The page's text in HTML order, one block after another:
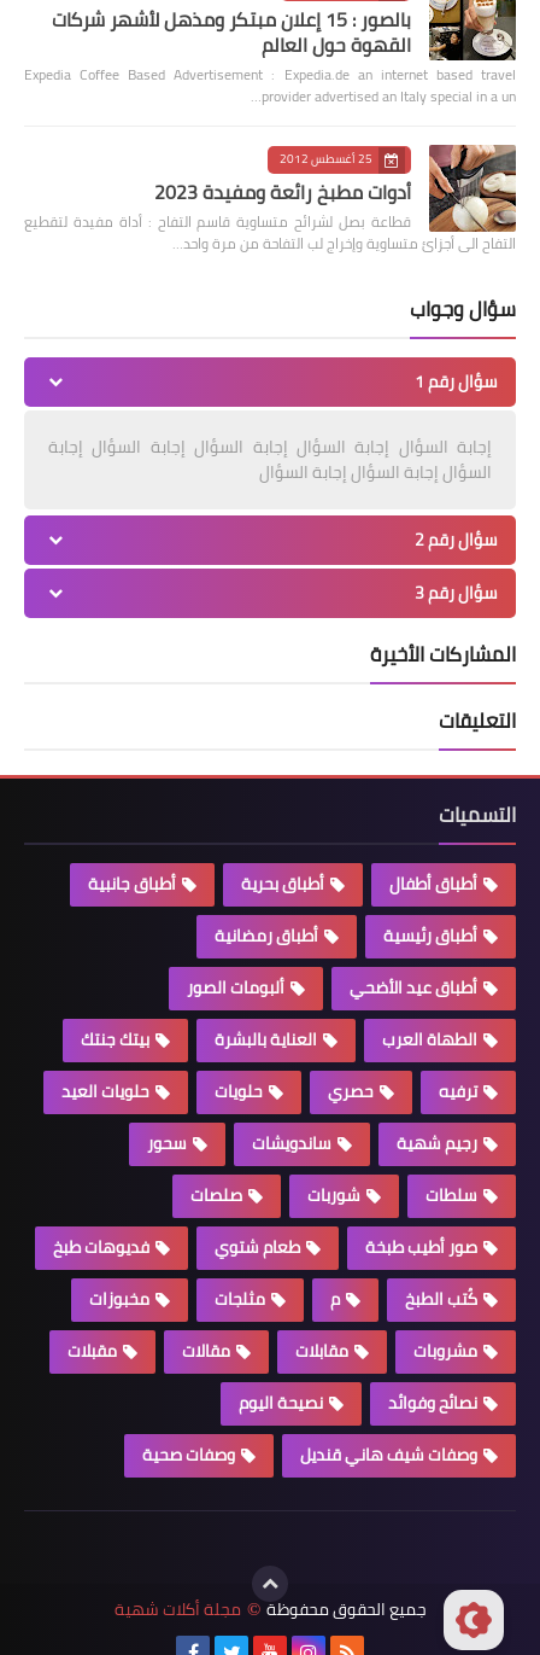
بالصور : 15 إعلان مبتكر ومذهل لأشهر شركات
القهوة حول العالم
Expedia Coffee Based Advertisement : Expedia.de an internet based travel
provider advertised an Italy special in a un…
25 أغسطس 2012
أدوات مطبخ رائعة ومفيدة 2023
قطاعة بصل لشرائح متساوية قاسم التفاح : أداة مفيدة لتقطيع
التفاح الى أجزائ متساوية وإخراج لب التفاحة من مرة واحد…
سؤال وجواب
سؤال رقم 1
إجابة السؤال إجابة السؤال إجابة السؤال إجابة السؤال إجابة
السؤال إجابة السؤال إجابة السؤال
سؤال رقم 2
سؤال رقم 3
المشاركات الأخيرة
التعليقات
التسميات
أطباق أطفال أطباق بحرية
أطباق جانبية
أطباق رئيسية
أطباق رمضانية
أطباق عيد الأضحي
ألبومات الصور
الطهاة العرب
العناية بالبشرة
بيتك جنتك
ترفيه
حصري حلويات
حلويات العيد
رجيم شهية
ساندويشات
سحور
سلطات
شوربات
صلصات
صور أطيب طبخة
طعام شتوي
فديوهات طبخ
كُتب الطبخ
م مثلجات
مخبوزات
مشروبات
مقابلات مقالات
مقبلات
نصائح وفوائد
نصيحة اليوم
وصفات شيف هاني قنديل
وصفات صحية
جميع الحقوق محفوظة © مجلة أكلات شهية